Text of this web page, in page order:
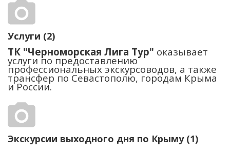
Услуги (2)
ТК "Черноморская Лига Тур" оказывает
услуги по предоставлению
профессиональных экскурсоводов, а также
трансфер по Севастополю, городам Крыма
и России.
Экскурсии выходного дня по Крыму (1)